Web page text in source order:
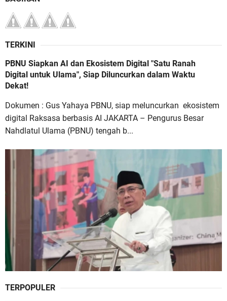
TERKINI
PBNU Siapkan AI dan Ekosistem Digital "Satu Ranah
Digital untuk Ulama", Siap Diluncurkan dalam Waktu
Dekat!
Dokumen : Gus Yahaya PBNU, siap meluncurkan ekosistem
digital Raksasa berbasis AI JAKARTA – Pengurus Besar
Nahdlatul Ulama (PBNU) tengah b...
TERPOPULER